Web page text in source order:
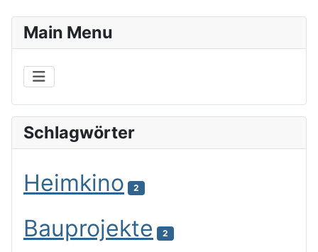
Main Menu
Schlagwörter
Heimkino 2
Bauprojekte 2